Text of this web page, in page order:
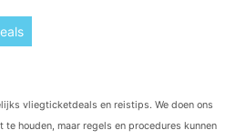
vliegticketdeals en reistips. We doen ons
te houden, maar regels en procedures kunnen